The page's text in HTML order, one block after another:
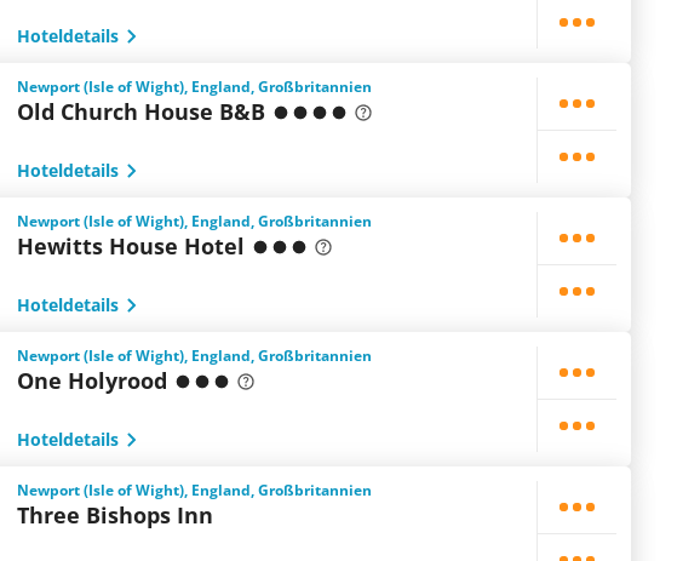
Hoteldetails
Newport (Isle of Wight), England, Großbritannien
Old Church House B&B
Hoteldetails
Newport (Isle of Wight), England, Großbritannien
Hewitts House Hotel
Hoteldetails
Newport (Isle of Wight), England, Großbritannien
One Holyrood
Hoteldetails
Newport (Isle of Wight), England, Großbritannien
Three Bishops Inn